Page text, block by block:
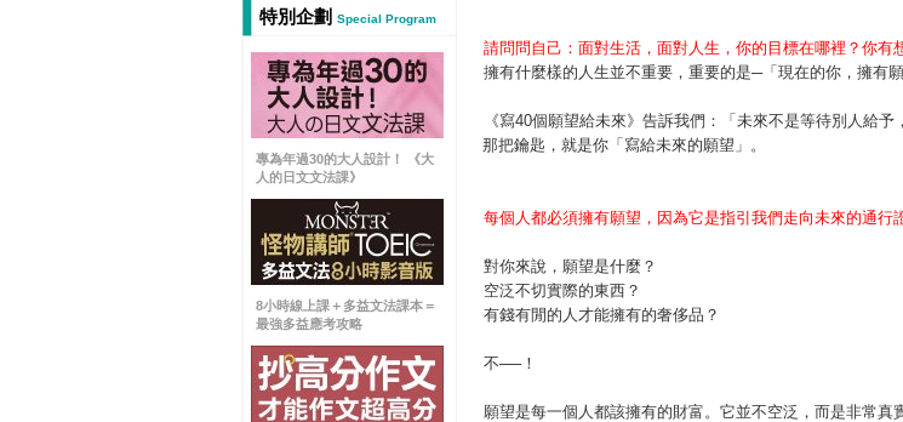
特別企劃 Special Program
專為年過30的大人設計！ 《大
人的日文文法課》
8小時線上課＋多益文法課本＝
最強多益應考攻略
請問問自己：面對生活，面對人生，你的目標在哪裡？你有
擁有什麼樣的人生並不重要，重要的是─「現在的你，擁有願
《寫40個願望給未來》告訴我們：「未來不是等待別人給
那把鑰匙，就是你「寫給未來的願望」。
每個人都必須擁有願望，因為它是指引我們走向未來的通行
對你來說，願望是什麼？
空泛不切實際的東西？
有錢有閒的人才能擁有的奢侈品？
不──！
願望是每一個人都該擁有的財富。它並不空泛，而是非常真